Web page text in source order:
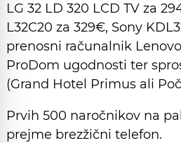
LG 32 LD 320 LCD TV za
L32C20 za 329€, Sony
prenosni računalnik
ProDom ugodnosti ter
(Grand Hotel Primus ali
Prvih 500 naročnikov na
prejme brezžični telefon.